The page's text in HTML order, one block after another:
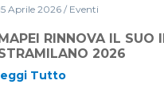
IMPEGNO COME
Aprile 2026/ Eventi
RINNOVA IL SUO
2026
Tutto